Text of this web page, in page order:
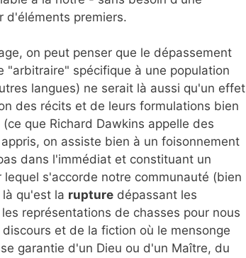
d'éléments premiers.
on peut penser que le dépassement
"arbitraire" spécifique à une population
langues) ne serait là aussi qu'un effet
des récits et de leurs formulations bien
que Richard Dawkins appelle des
on assiste bien à un foisonnement
dans l'immédiat et constituant un
s'accorde notre communauté (bien
qu'est la rupture dépassant les
représentations de chasses pour nous
et de la fiction où le mensonge
garantie d'un Dieu ou d'un Maître, du